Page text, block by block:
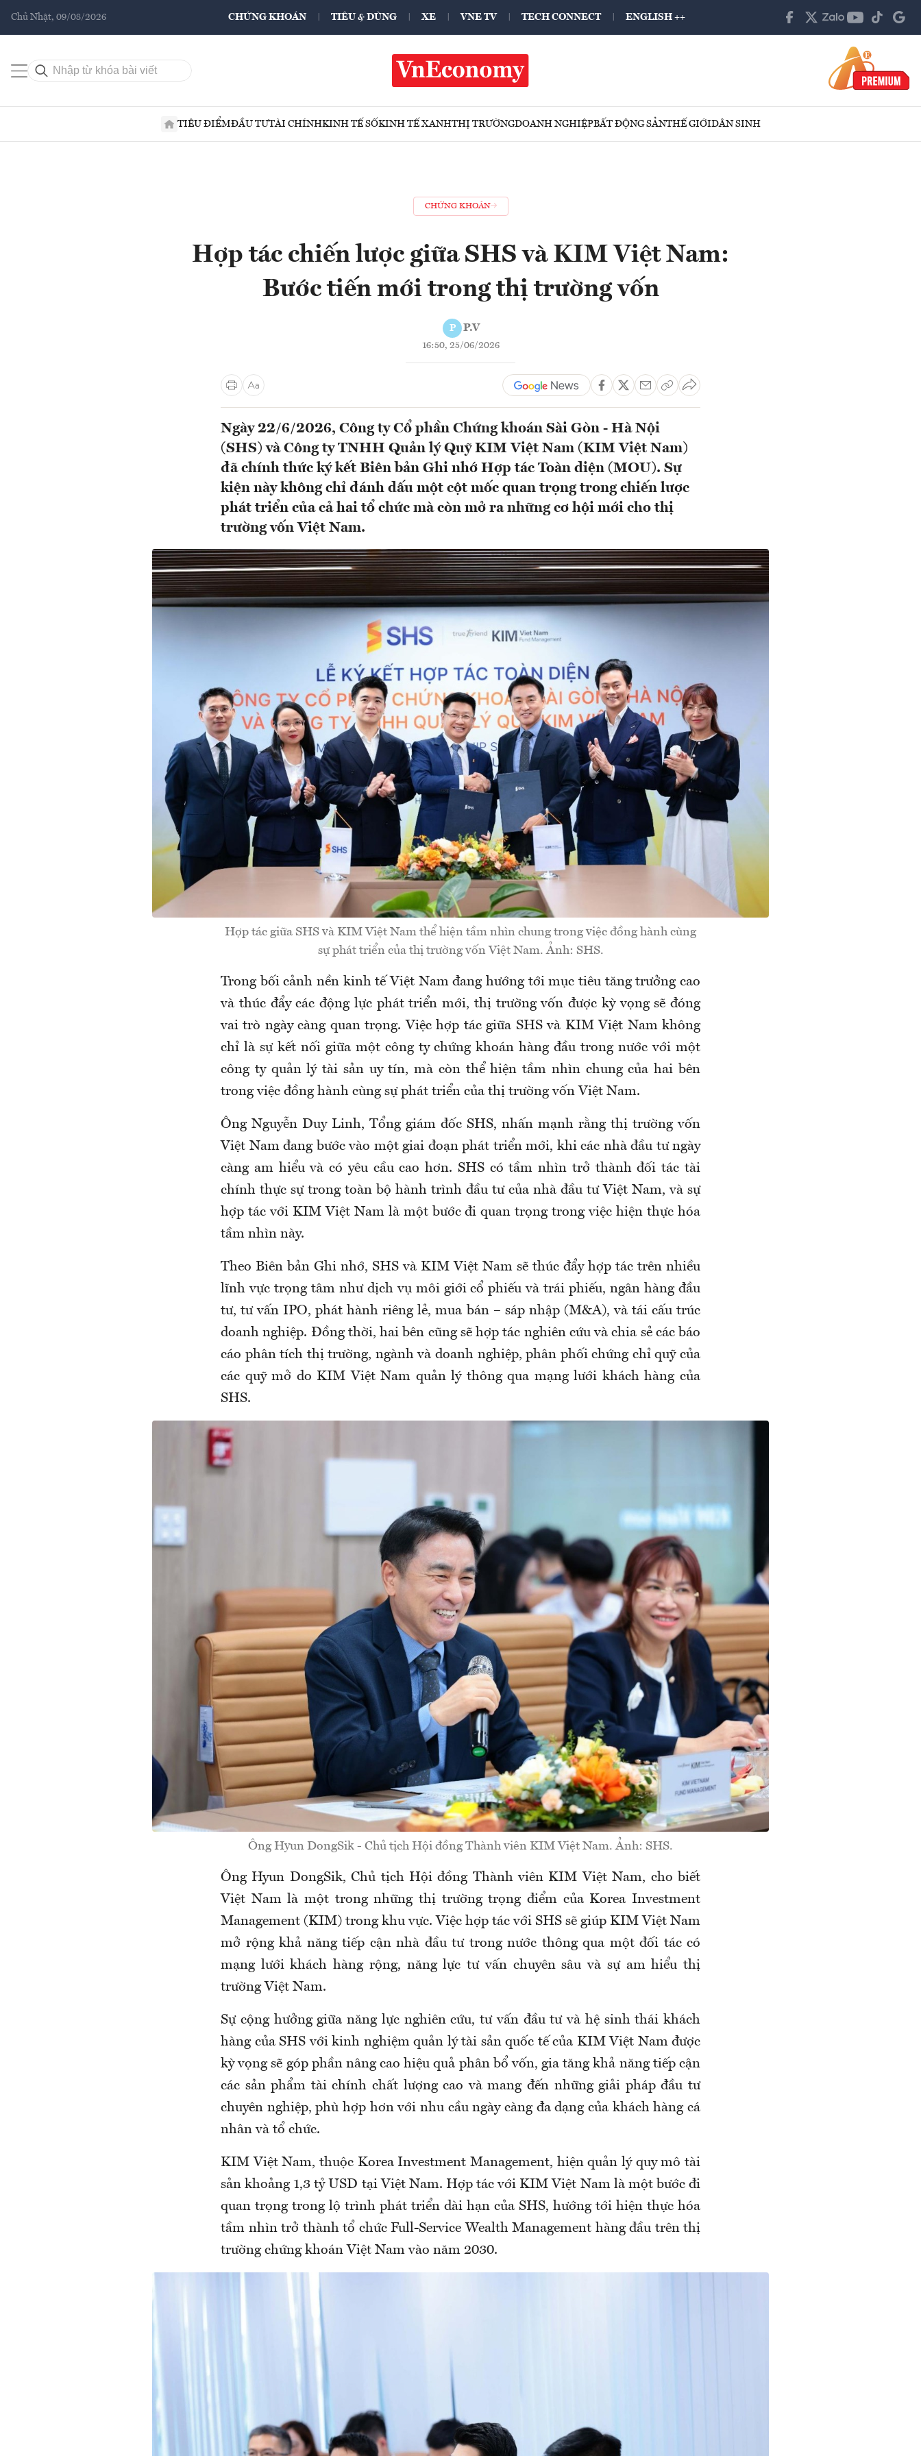
Chủ Nhật, 09/08/2026 CHỨNG KHOÁN TIÊU & DÙNG XE VNE TV TECH CONNECT ENGLISH ++
TIÊU ĐIỂMĐẦU TƯTÀI CHÍNHKINH TẾ SỐKINH TẾ XANHTHỊ TRƯỜNGDOANH NGHIỆPBẤT ĐỘNG SẢNTHẾ GIỚIDÂN SINH
CHỨNG KHOÁN
Hợp tác chiến lược giữa SHS và KIM Việt Nam:
Bước tiến mới trong thị trường vốn
P P.V
16:50, 25/06/2026
Ngày 22/6/2026, Công ty Cổ phần Chứng khoán Sài Gòn - Hà Nội
(SHS) và Công ty TNHH Quản lý Quỹ KIM Việt Nam (KIM Việt Nam)
đã chính thức ký kết Biên bản Ghi nhớ Hợp tác Toàn diện (MOU). Sự
kiện này không chỉ đánh dấu một cột mốc quan trọng trong chiến lược
phát triển của cả hai tổ chức mà còn mở ra những cơ hội mới cho thị
trường vốn Việt Nam.
Hợp tác giữa SHS và KIM Việt Nam thể hiện tầm nhìn chung trong việc đồng hành cùng
sự phát triển của thị trường vốn Việt Nam. Ảnh: SHS.
Trong bối cảnh nền kinh tế Việt Nam đang hướng tới mục tiêu tăng trưởng cao
và thúc đẩy các động lực phát triển mới, thị trường vốn được kỳ vọng sẽ đóng
vai trò ngày càng quan trọng. Việc hợp tác giữa SHS và KIM Việt Nam không
chỉ là sự kết nối giữa một công ty chứng khoán hàng đầu trong nước với một
công ty quản lý tài sản uy tín, mà còn thể hiện tầm nhìn chung của hai bên
trong việc đồng hành cùng sự phát triển của thị trường vốn Việt Nam.
Ông Nguyễn Duy Linh, Tổng giám đốc SHS, nhấn mạnh rằng thị trường vốn
Việt Nam đang bước vào một giai đoạn phát triển mới, khi các nhà đầu tư ngày
càng am hiểu và có yêu cầu cao hơn. SHS có tầm nhìn trở thành đối tác tài
chính thực sự trong toàn bộ hành trình đầu tư của nhà đầu tư Việt Nam, và sự
hợp tác với KIM Việt Nam là một bước đi quan trọng trong việc hiện thực hóa
tầm nhìn này.
Theo Biên bản Ghi nhớ, SHS và KIM Việt Nam sẽ thúc đẩy hợp tác trên nhiều
lĩnh vực trọng tâm như dịch vụ môi giới cổ phiếu và trái phiếu, ngân hàng đầu
tư, tư vấn IPO, phát hành riêng lẻ, mua bán – sáp nhập (M&A), và tái cấu trúc
doanh nghiệp. Đồng thời, hai bên cũng sẽ hợp tác nghiên cứu và chia sẻ các báo
cáo phân tích thị trường, ngành và doanh nghiệp, phân phối chứng chỉ quỹ của
các quỹ mở do KIM Việt Nam quản lý thông qua mạng lưới khách hàng của
SHS.
Ông Hyun DongSik - Chủ tịch Hội đồng Thành viên KIM Việt Nam. Ảnh: SHS.
Ông Hyun DongSik, Chủ tịch Hội đồng Thành viên KIM Việt Nam, cho biết
Việt Nam là một trong những thị trường trọng điểm của Korea Investment
Management (KIM) trong khu vực. Việc hợp tác với SHS sẽ giúp KIM Việt Nam
mở rộng khả năng tiếp cận nhà đầu tư trong nước thông qua một đối tác có
mạng lưới khách hàng rộng, năng lực tư vấn chuyên sâu và sự am hiểu thị
trường Việt Nam.
Sự cộng hưởng giữa năng lực nghiên cứu, tư vấn đầu tư và hệ sinh thái khách
hàng của SHS với kinh nghiệm quản lý tài sản quốc tế của KIM Việt Nam được
kỳ vọng sẽ góp phần nâng cao hiệu quả phân bổ vốn, gia tăng khả năng tiếp cận
các sản phẩm tài chính chất lượng cao và mang đến những giải pháp đầu tư
chuyên nghiệp, phù hợp hơn với nhu cầu ngày càng đa dạng của khách hàng cá
nhân và tổ chức.
KIM Việt Nam, thuộc Korea Investment Management, hiện quản lý quy mô tài
sản khoảng 1,3 tỷ USD tại Việt Nam. Hợp tác với KIM Việt Nam là một bước đi
quan trọng trong lộ trình phát triển dài hạn của SHS, hướng tới hiện thực hóa
tầm nhìn trở thành tổ chức Full-Service Wealth Management hàng đầu trên thị
trường chứng khoán Việt Nam vào năm 2030.